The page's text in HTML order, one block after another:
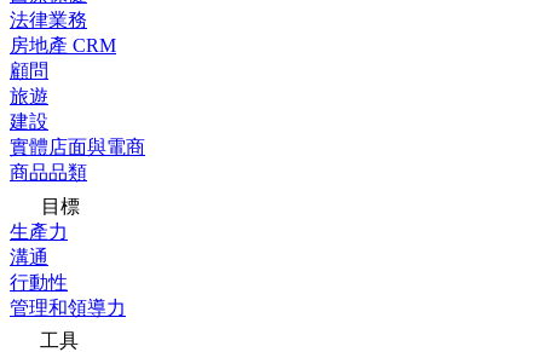
法律業務
房地產 CRM
顧問
旅遊
建設
實體店面與電商
商品品類
目標
生產力
溝通
行動性
管理和領導力
工具